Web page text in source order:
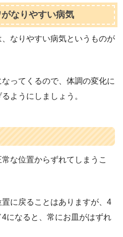
なりやすい病気
なりやすい病気というものが
ってくるので、体調の変化に
ようにしましょう。
な位置からずれてしまうこ
に戻ることはありますが、4
になると、常にお皿がはずれ